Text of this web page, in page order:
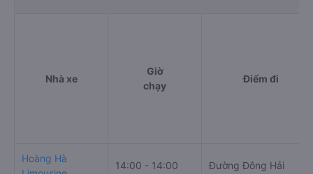
Nhà xe
Giờ
chạy
Điểm đi
Hoàng Hà
14:00 - 14:00 Đường Đông Hải